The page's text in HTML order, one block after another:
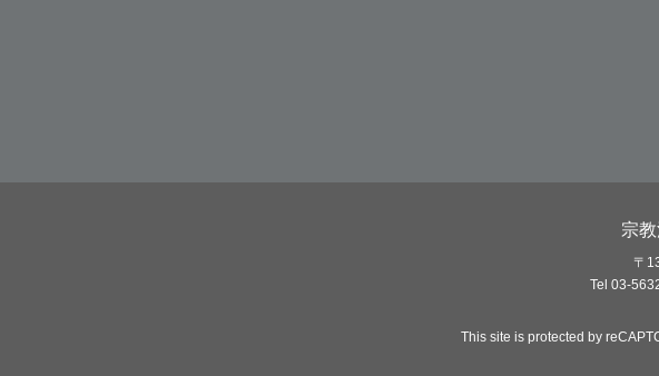
宗
〒
Tel 03-
This site is protected by